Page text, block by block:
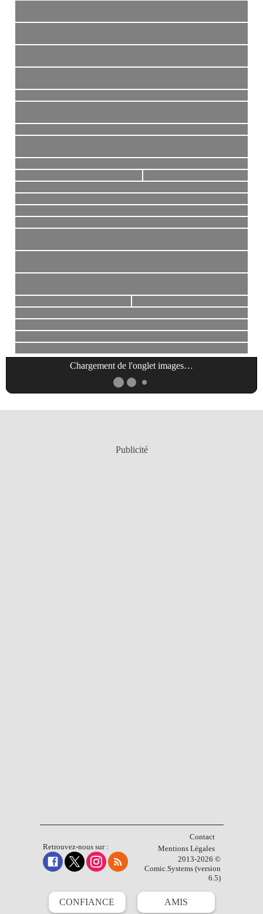
Chargement de l'onglet images…
Publicité
Retrouvez-nous sur :
Contact
Mentions Légales
2013-2026 ©
Comic.Systems (version
6.5)
CONFIANCE AMIS